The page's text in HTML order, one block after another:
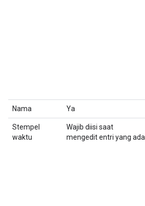
Nama Ya
Stempel
waktu
Wajib diisi saat
mengedit entri yang ada